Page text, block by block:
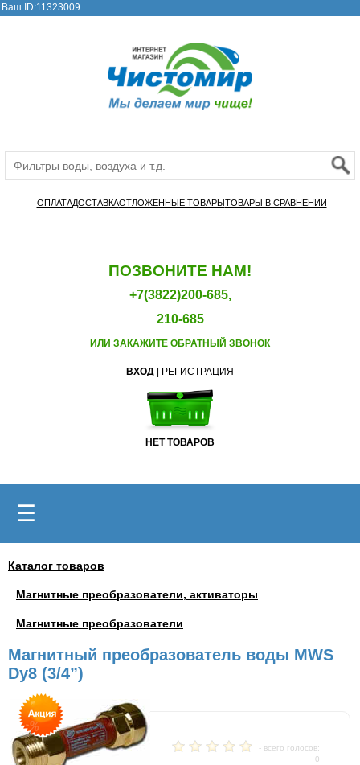
Ваш ID:11323009
ОПЛАТАДОСТАВКАОТЛОЖЕННЫЕ ТОВАРЫТОВАРЫ В СРАВНЕНИИ
ПОЗВОНИТЕ НАМ!
+7(3822)200-685,
210-685
ИЛИ ЗАКАЖИТЕ ОБРАТНЫЙ ЗВОНОК
ВХОД РЕГИСТРАЦИЯ
НЕТ ТОВАРОВ
☰
Каталог товаров
Магнитные преобразователи, активаторы
Магнитные преобразователи
Магнитный преобразователь воды MWS
Dy8 (3/4”)
- всего голосов:
0